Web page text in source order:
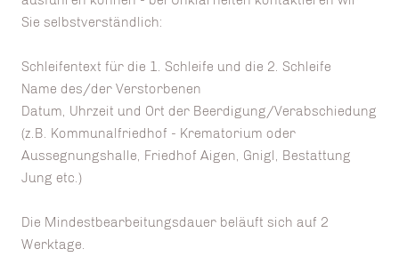
Sie selbstverständlich:
Schleifentext für die 1. Schleife und die 2. Schleife
Name des/der Verstorbenen
Datum, Uhrzeit und Ort der Beerdigung/Verabschiedung
(z.B. Kommunalfriedhof - Krematorium oder
Aussegnungshalle, Friedhof Aigen, Gnigl, Bestattung
Jung etc.)
Die Mindestbearbeitungsdauer beläuft sich auf 2
Werktage.